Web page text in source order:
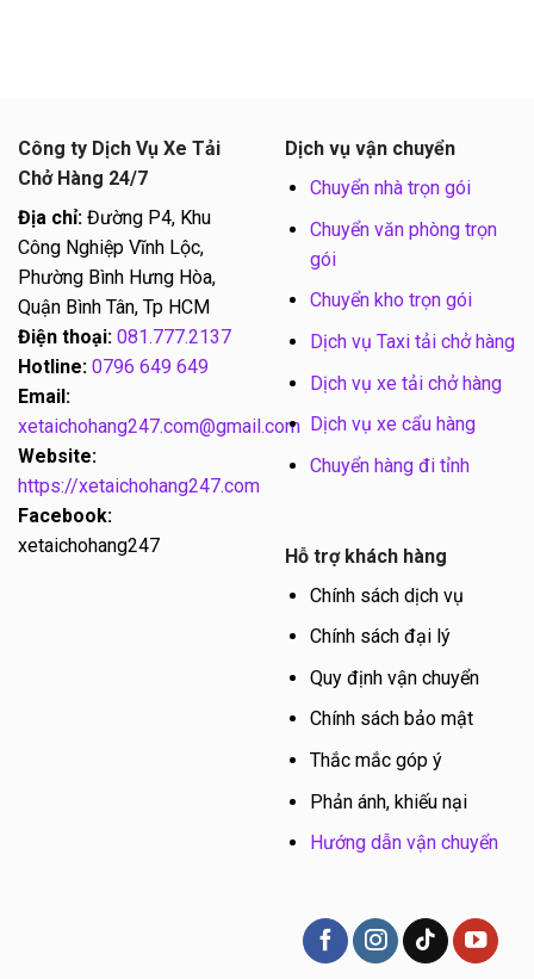
Công ty Dịch Vụ Xe Tải
Chở Hàng 24/7
Địa chỉ: Đường P4, Khu
Công Nghiệp Vĩnh Lộc,
Phường Bình Hưng Hòa,
Quận Bình Tân, Tp HCM
Điện thoại: 081.777.2137
Hotline: 0796 649 649
Email:
xetaichohang247.com@gmail.com
Website:
https://xetaichohang247.com
Facebook:
xetaichohang247
Dịch vụ vận chuyển
Chuyển nhà trọn gói
Chuyển văn phòng trọn
gói
Chuyển kho trọn gói
Dịch vụ Taxi tải chở hàng
Dịch vụ xe tải chở hàng
Dịch vụ xe cẩu hàng
Chuyển hàng đi tỉnh
Hỗ trợ khách hàng
Chính sách dịch vụ
Chính sách đại lý
Quy định vận chuyển
Chính sách bảo mật
Thắc mắc góp ý
Phản ánh, khiếu nại
Hướng dẫn vận chuyển